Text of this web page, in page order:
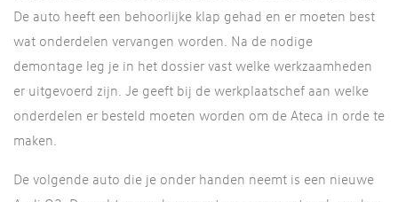
De auto heeft een behoorlijke klap gehad en er moeten best
wat onderdelen vervangen worden. Na de nodige
demontage leg je in het dossier vast welke werkzaamheden
er uitgevoerd zijn. Je geeft bij de werkplaatschef aan welke
onderdelen er besteld moeten worden om de Ateca in orde te
maken.
De volgende auto die je onder handen neemt is een nieuwe